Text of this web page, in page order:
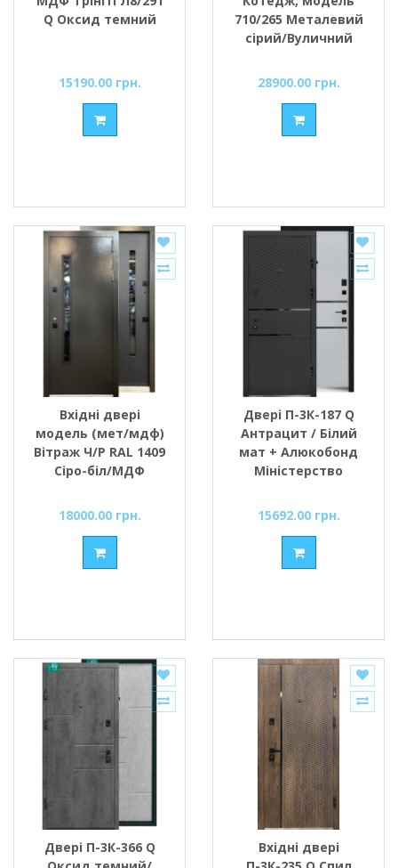
Q Оксид темний
15190.00 грн.
710/265 Металевий
сірий/Вуличний
28900.00 грн.
Вхідні двері
модель (мет/мдф)
Вітраж Ч/Р RAL 1409
Сіро-біл/МДФ
Міністерство
Дверей
18000.00 грн.
Двері П-3К-187 Q
Антрацит / Білий
мат + Алюкобонд
Міністерство
15692.00 грн.
Двері П-3К-366 Q
Вхідні двері